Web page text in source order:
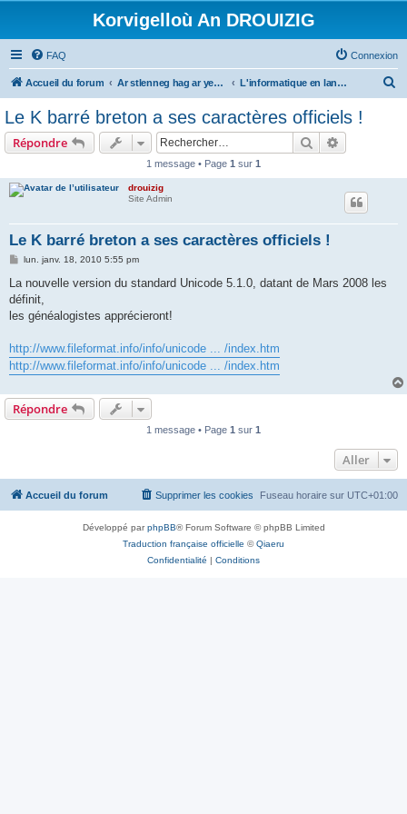
Korvigelloù An DROUIZIG
FAQ Connexion
Accueil du forum Ar stlenneg hag ar yezhoù bihan er bed a-bezh L'informatique en langues régionales et minoritaires
Le K barré breton a ses caractères officiels !
Répondre Rechercher
1 message • Page 1 sur 1
drouizig
Site Admin
Le K barré breton a ses caractères officiels !
M
s
a
g
lun. janv. 18, 2010 5:55 pm
La nouvelle version du standard Unicode 5.1.0, datant de Mars 2008 les
définit,
les généalogistes apprécieront!
http://www.fileformat.info/info/unicode ... /index.htm
http://www.fileformat.info/info/unicode ... /index.htm
Répondre
1 message • Page 1 sur 1
Aller
Accueil du forum Fuseau horaire sur UTC+01:00
Supprimer les cookies
Développé parphpBB® Forum Software © phpBB Limited
Traduction française officielle ©Qiaeru
Confidentialité | Conditions